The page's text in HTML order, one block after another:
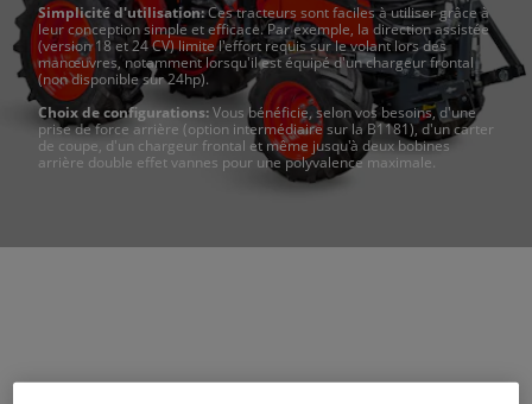
Simplicité d'utilisation:Ces tracteurs sont faciles à utiliser grâce à
leur conception simple et efficace. Par exemple, la direction assistée
(version 18 et 24 CV) limite l'effort requis sur le volant lors des
manœuvres, notamment lorsqu'il est équipé d'un chargeur frontal
(non disponible sur 24hp).
Choix de configurations:Vous bénéficie, selon vos besoins, d'une
prise de force arrière (option intermédiaire sur la B1181), d'un carter
de coupe, d'un chargeur frontal et même jusqu'à deux bobines
arrière double effet vannes pour une polyvalence maximale.